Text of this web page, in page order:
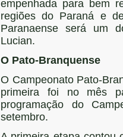
empenhada para bem
regiões do Paraná e
Paranaense será um
Lucian.
O Pato-Branquense
O Campeonato Pato-
primeira foi no mês
programação do
setembro.